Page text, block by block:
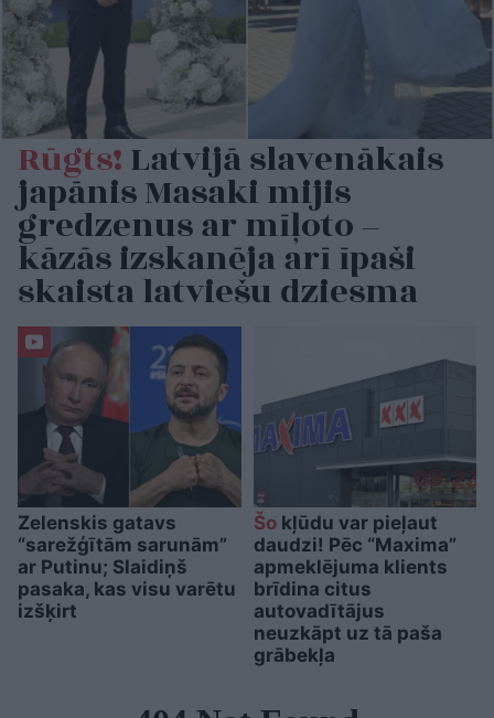
Rūgts!Latvijā slavenākais
japānis Masaki mijis
gredzenus ar mīļoto –
kāzās izskanēja arī īpaši
skaista latviešu dziesma
Zelenskis gatavs
“sarežģītām sarunām”
ar Putinu; Slaidiņš
pasaka, kas visu varētu
izšķirt
Šokļūdu var pieļaut
daudzi! Pēc “Maxima”
apmeklējuma klients
brīdina citus
autovadītājus
neuzkāpt uz tā paša
grābekļa